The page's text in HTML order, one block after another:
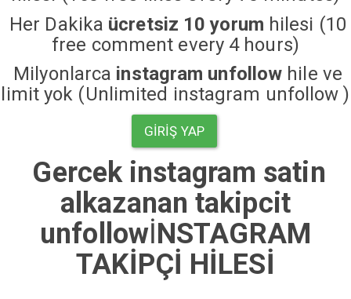
Her Dakika ücretsiz 10 yorum hilesi (10
free comment every 4 hours)
Milyonlarca instagram unfollow hile ve
limit yok (Unlimited instagram unfollow )
GIRIŞ YAP
Gercek instagram satin
alkazanan takipcit
unfollowİNSTAGRAM
TAKİPÇİ HİLESİ